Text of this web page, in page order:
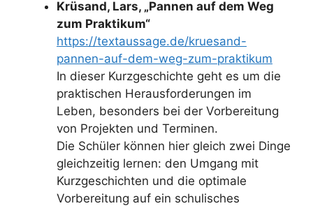
Krüsand, Lars, „Pannen auf dem Weg
zum Praktikum“
https://textaussage.de/kruesand-
pannen-auf-dem-weg-zum-praktikum
In dieser Kurzgeschichte geht es um die
praktischen Herausforderungen im
Leben, besonders bei der Vorbereitung
von Projekten und Terminen.
Die Schüler können hier gleich zwei Dinge
gleichzeitig lernen: den Umgang mit
Kurzgeschichten und die optimale
Vorbereitung auf ein schulisches